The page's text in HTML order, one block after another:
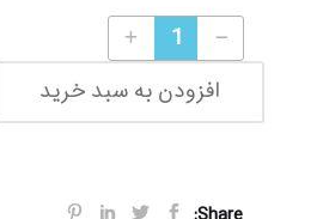
مدرک سرآشپز حرفه ای نوبل quantity
افزودن به سبد خرید